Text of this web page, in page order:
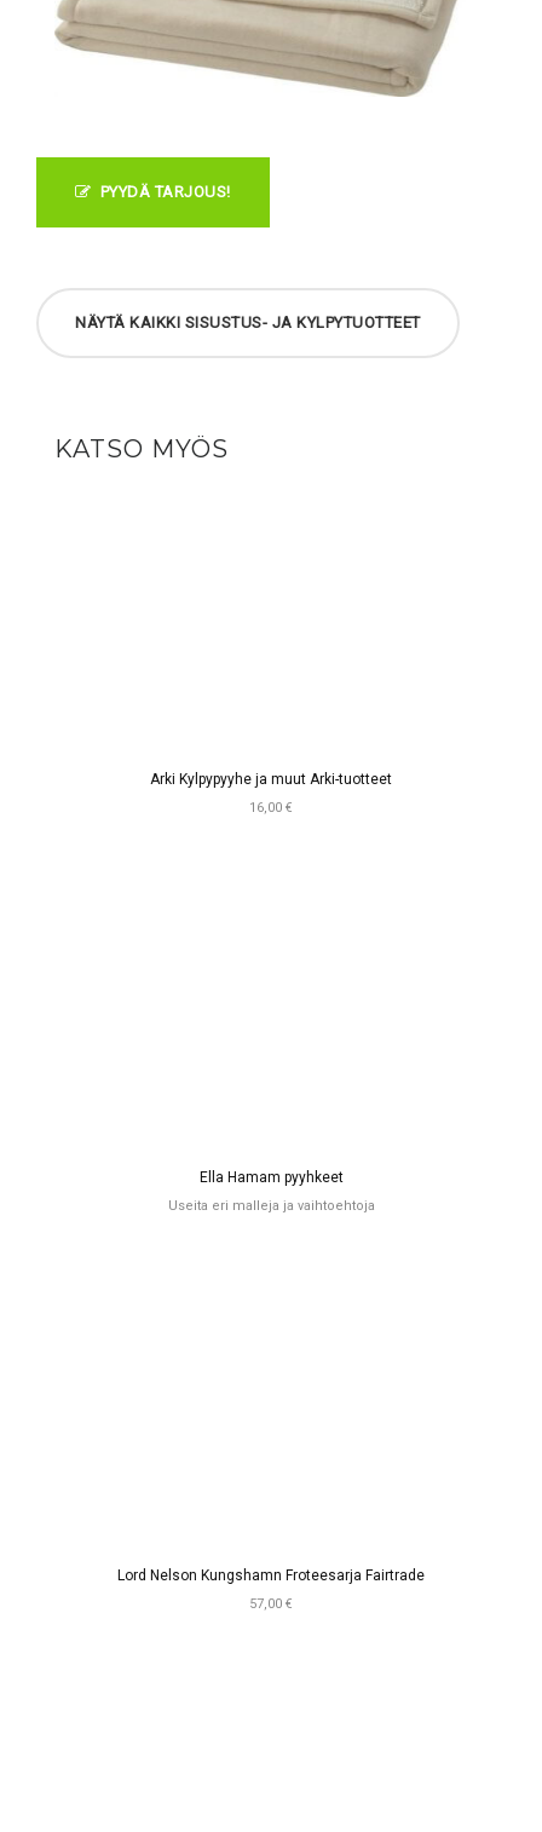
PYYDÄ TARJOUS!
NÄYTÄ KAIKKI SISUSTUS- JA KYLPYTUOTTEET
KATSO MYÖS
Arki Kylpypyyhe ja muut Arki-tuotteet
16,00 €
Ella Hamam pyyhkeet
Useita eri malleja ja vaihtoehtoja
Lord Nelson Kungshamn Froteesarja Fairtrade
57,00 €